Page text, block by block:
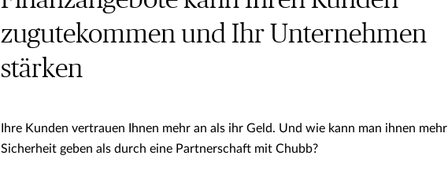
zugutekommen und Ihr Unternehmen
stärken
Ihre Kunden vertrauen Ihnen mehr an als ihr Geld. Und wie kann man ihnen mehr
Sicherheit geben als durch eine Partnerschaft mit Chubb?